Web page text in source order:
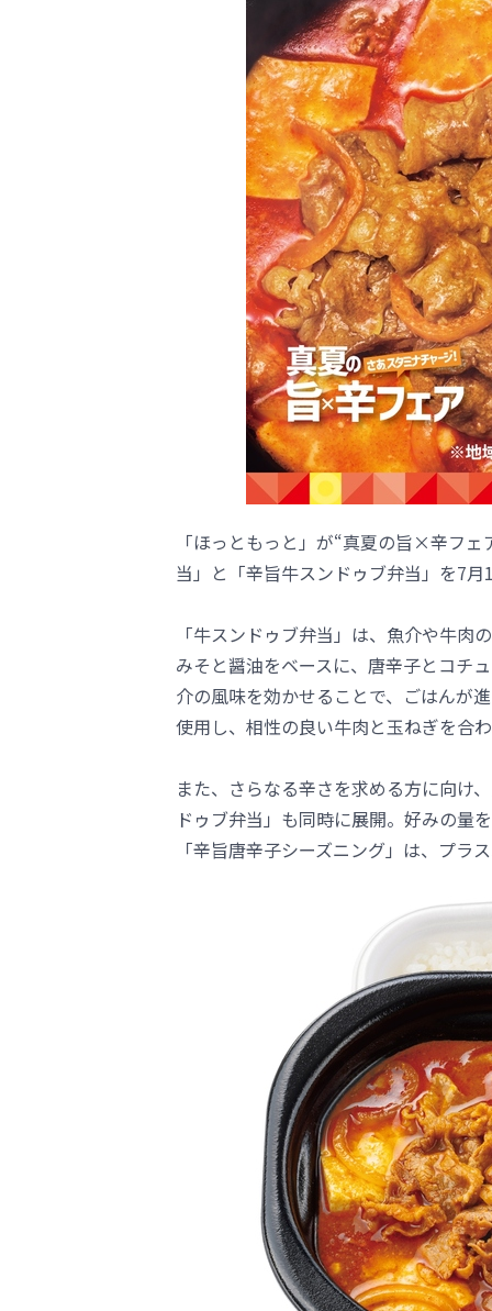
「ほっともっと」が“真夏の旨×辛フ
当」と「辛旨牛スンドゥブ弁当」を7
「牛スンドゥブ弁当」は、魚介や牛
みそと醤油をベースに、唐辛子とコチ
介の風味を効かせることで、ごはんが
使用し、相性の良い牛肉と玉ねぎを合
また、さらなる辛さを求める方に向け
ドゥブ弁当」も同時に展開。好みの量
「辛旨唐辛子シーズニング」は、プラ